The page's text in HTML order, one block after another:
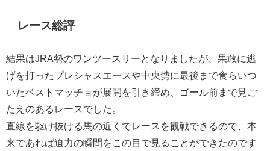
レース総評
結果はJRA勢のワンツースリーとなりましたが、果敢に逃
げを打ったプレシャスエースや中央勢に最後まで食らいつ
いたベストマッチョが展開を引き締め、ゴール前まで見ご
たえのあるレースでした。
直線を駆け抜ける馬の近くでレースを観戦できるので、本
来であれば迫力の瞬間をこの目で見ることができたのです